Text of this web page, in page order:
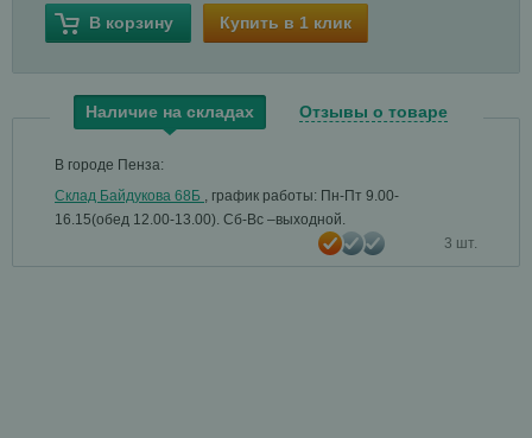
В корзину Купить в 1 клик
Наличие на складах Отзывы о товаре
В городе Пенза:
Склад Байдукова 68Б , график работы: Пн-Пт 9.00-
16.15(обед 12.00-13.00). Сб-Вс –выходной.
3 шт.